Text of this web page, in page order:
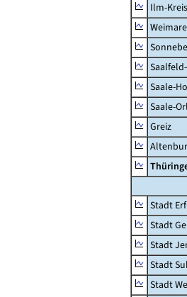
Ilm-Kreis
Saale-
Saale-
Greiz
Stadt
Stadt
Stadt
Stadt
Stadt